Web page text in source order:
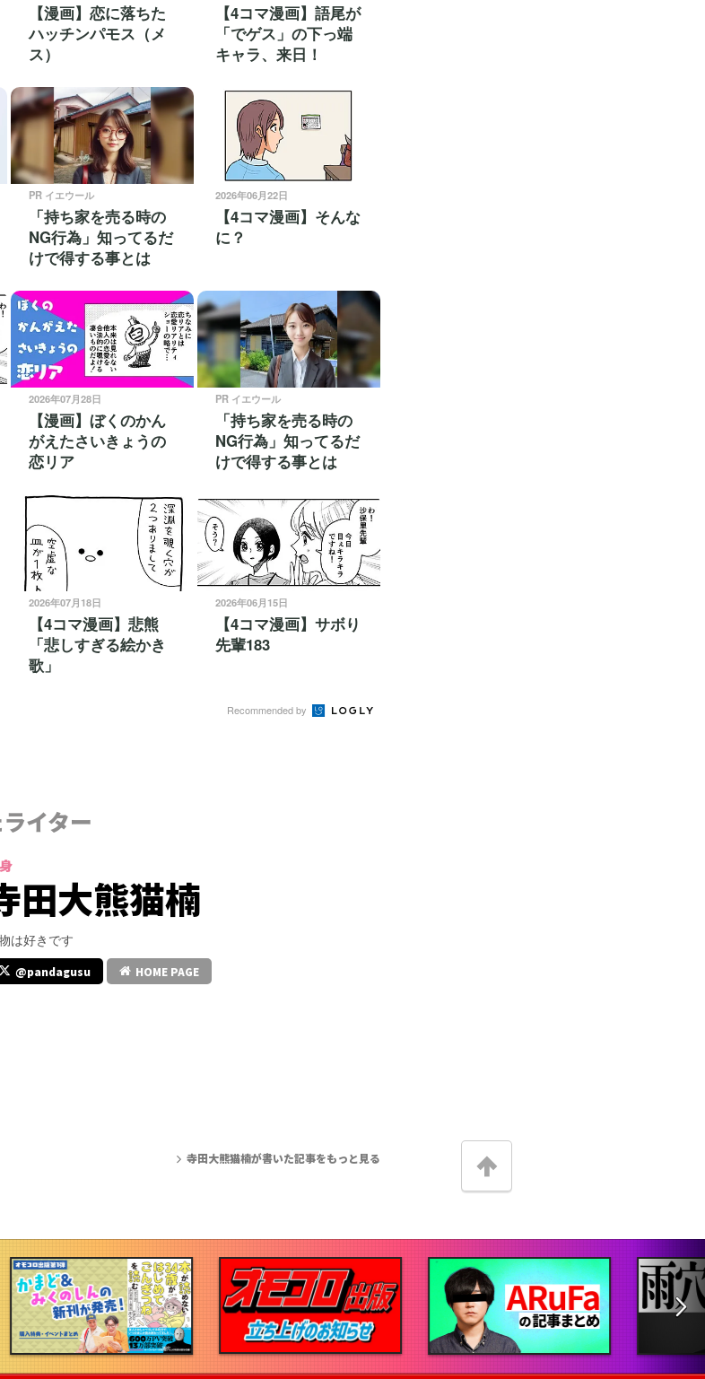
【漫画】恋に落ちた
ハッチンパモス（メ
ス）
【4コマ漫画】語尾が
「でゲス」の下っ端
キャラ、来日！
PR イエウール
「持ち家を売る時の
NG行為」知ってるだ
けで得する事とは
2026年06月22日
【4コマ漫画】そんな
に？
2026年07月28日
【漫画】ぼくのかん
がえたさいきょうの
恋リア
PR イエウール
「持ち家を売る時の
NG行為」知ってるだ
けで得する事とは
2026年07月18日
【4コマ漫画】悲熊
「悲しすぎる絵かき
歌」
2026年06月15日
【4コマ漫画】サボり
先輩183
Recommended by
イター
田大熊猫楠
は好きです
@pandagusu HOME PAGE
寺田大熊猫楠が書いた記事をもっと見る